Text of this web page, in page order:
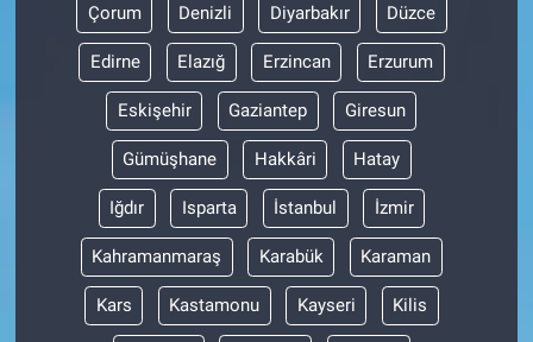
Çorum Denizli Diyarbakır Düzce
Edirne Elazığ Erzincan Erzurum
Eskişehir Gaziantep Giresun
Gümüşhane Hakkâri Hatay
Iğdır Isparta İstanbul İzmir
Kahramanmaraş Karabük Karaman
Kars Kastamonu Kayseri Kilis